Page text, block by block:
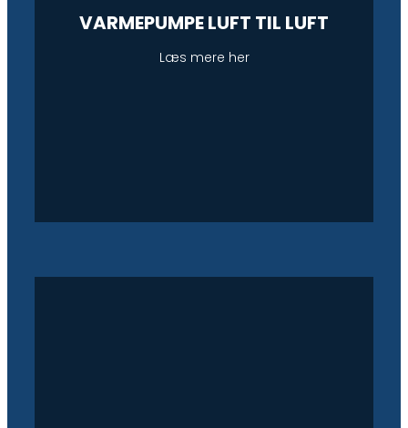
VARMEPUMPE LUFT TIL LUFT
Læs mere her